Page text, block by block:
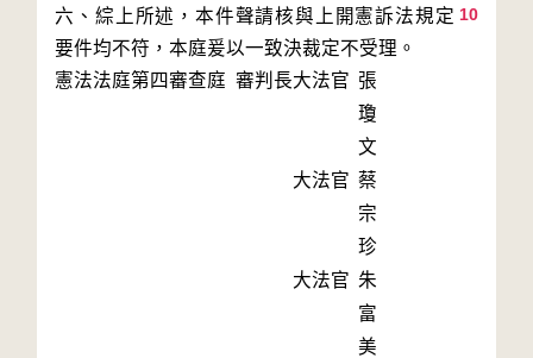
10
六、綜上所述，本件聲請核與上開憲訴法規定
要件均不符，本庭爰以一致決裁定不受理。
憲法法庭第四審查庭 審判長大法官 張
瓊
文
大法官 蔡
宗
珍
大法官 朱
富
美